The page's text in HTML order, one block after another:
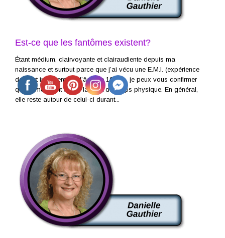
Est-ce que les fantômes existent?
Étant médium, clairvoyante et clairaudiente depuis ma
naissance et surtout parce que j’ai vécu une E.M.I. (expérience
de mort imminente) à l’âge de 19 ans, je peux vous confirmer
que l’âme survit après la mort du corps physique. En général,
elle reste autour de celui-ci durant...